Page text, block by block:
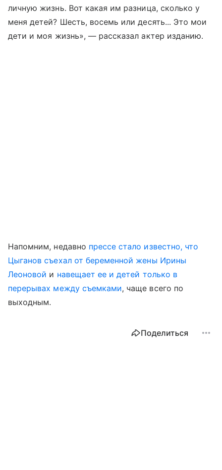
личную жизнь. Вот какая им разница, сколько у
меня детей? Шесть, восемь или десять... Это мои
дети и моя жизнь», — рассказал актер изданию.
Напомним, недавно прессе стало известно, что
Цыганов съехал от беременной жены Ирины
Леоновой и навещает ее и детей только в
перерывах между съемками, чаще всего по
выходным.
Поделиться